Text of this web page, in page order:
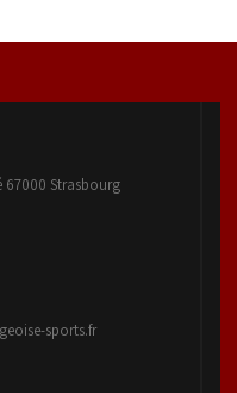
67000 Strasbourg
sports.fr